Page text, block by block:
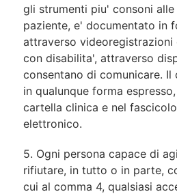
gli strumenti piu' consoni
paziente, e' documentato in
attraverso videoregistrazioni
con disabilita', attraverso
consentano di comunicare. Il
in qualunque forma
cartella clinica e nel
elettronico.
5. Ogni persona capace di
rifiutare, in tutto o in parte,
cui al comma 4, qualsiasi